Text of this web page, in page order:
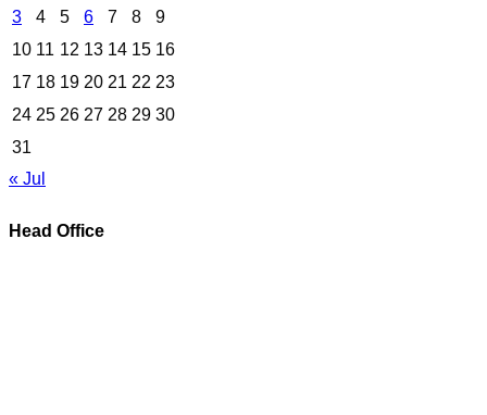
3
4 5 6 7 8
9
10 11 12 13 14 15 16
17 18 19 20 21 22 23
24 25 26 27 28 29 30
31
« Jul
Head Office